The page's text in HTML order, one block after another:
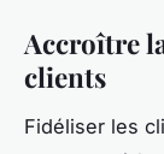
Accroître
clients
Fidéliser les